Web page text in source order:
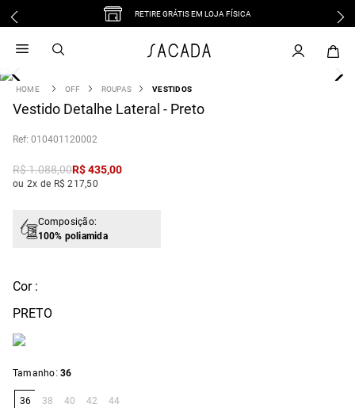
RETIRE GRÁTIS EM LOJA FÍSICA
OFF ROUPAS VESTIDOS
Vestido Detalhe Lateral - Preto
: 010401120002
R$1.088,00R$435,00
ou 2x de R$ 217,50
Composição:
100% poliamida
Cor :
PRETO
Tamanho: 36
36 38 40 42 44
vestido
3 º blusa
º tricot
º macacão
jeans
camisa